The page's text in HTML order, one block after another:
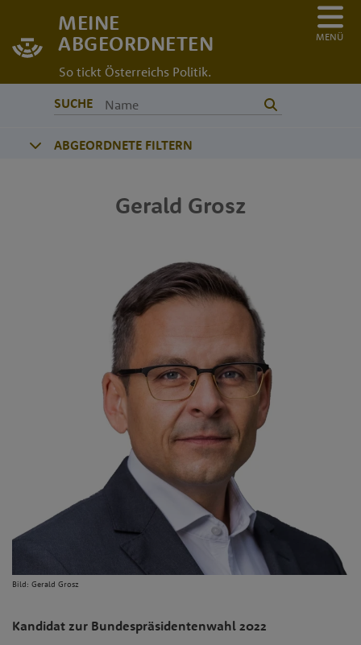
MEINE
ABGEORDNETEN
So tickt Österreichs Politik.
MENÜ
SUCHE
ABGEORDNETE FILTERN
Gerald Grosz
Bild: Gerald Grosz
Kandidat zur Bundespräsidentenwahl 2022